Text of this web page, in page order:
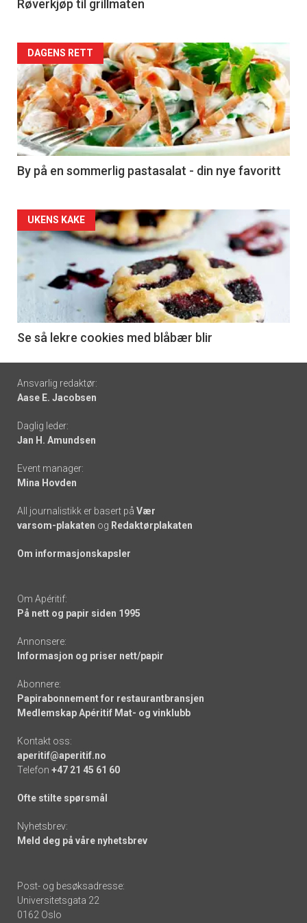
4
Røverkjøp til grillmaten
Forsiden
akkurat
nå
-
5
DAGENS RETT
By på en sommerlig pastasalat - din nye favoritt
Forsiden
akkurat
nå
6
UKENS KAKE
Se så lekre cookies med blåbær blir
Footer
-
links
Ansvarlig redaktør:
Aase E. Jacobsen
Daglig leder:
Jan H. Amundsen
Event manager:
Mina Hovden
All journalistikk er basert på Vær
varsom-plakaten og Redaktørplakaten
Om informasjonskapsler
Om Apéritif:
På nett og papir siden 1995
Annonsere:
Informasjon og priser nett/papir
Abonnere:
Papirabonnement for restaurantbransjen
Medlemskap Apéritif Mat- og vinklubb
Kontakt oss:
aperitif@aperitif.no
Telefon +47 21 45 61 60
Ofte stilte spørsmål
Nyhetsbrev:
Meld deg på våre nyhetsbrev
Post- og besøksadresse:
Universitetsgata 22
0162 Oslo